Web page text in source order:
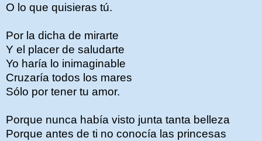
O lo que quisieras tú.
Por la dicha de mirarte
Y el placer de saludarte
Yo haría lo inimaginable
Cruzaría todos los mares
Sólo por tener tu amor.
Porque nunca había visto junta tanta belleza
Porque antes de ti no conocía las princesas